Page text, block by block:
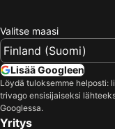
Valitse maasi
Lisää Googleen
Löydä tuloksemme helposti:
trivago ensisijaiseksi
Googlessa.
Yritys